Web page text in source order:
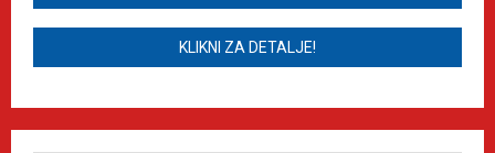
KLIKNI ZA DETALJE!